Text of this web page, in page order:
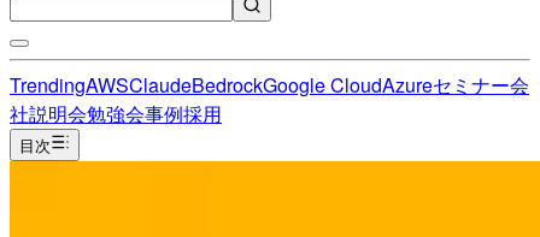
TrendingAWSClaudeBedrockGoogle CloudAzureセミナー会
社説明会勉強会事例採用
目次